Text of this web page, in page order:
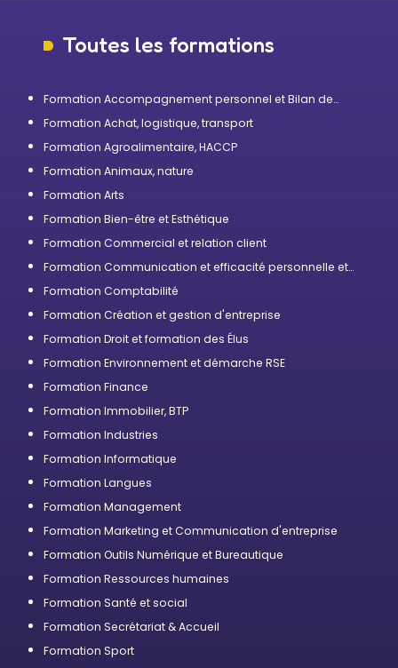
Toutes les formations
Formation Accompagnement personnel et Bilan de
Formation Achat, logistique, transport
Formation Agroalimentaire, HACCP
Formation Animaux, nature
Formation Arts
Formation Bien-être et Esthétique
Formation Commercial et relation client
Formation Communication et efficacité personnelle et
Formation Comptabilité
Formation Création et gestion d'entreprise
Formation Droit et formation des Élus
Formation Environnement et démarche RSE
Formation Finance
Formation Immobilier, BTP
Formation Industries
Formation Informatique
Formation Langues
Formation Management
Formation Marketing et Communication d'entreprise
Formation Outils Numérique et Bureautique
Formation Ressources humaines
Formation Santé et social
Formation Secrétariat & Accueil
Formation Sport